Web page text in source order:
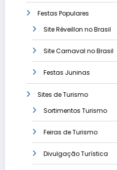
Festas Populares
Site Réveillon no Brasil
Site Carnaval no Brasil
Festas Juninas
Sites de Turismo
Sortimentos Turismo
Feiras de Turismo
Divulgação Turística